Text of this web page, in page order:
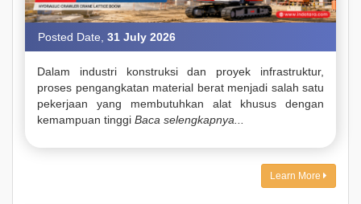
Posted Date, 31 July 2026
Dalam industri konstruksi dan proyek infrastruktur,
proses pengangkatan material berat menjadi salah satu
pekerjaan yang membutuhkan alat khusus dengan
kemampuan tinggi Baca selengkapnya...
Learn More